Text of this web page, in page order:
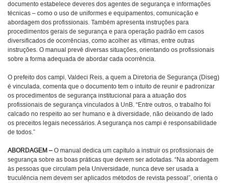
documento estabelece deveres dos agentes de segurança e informações
técnicas – como o uso de uniformes e equipamentos, comunicação e
abordagem dos profissionais. Também apresenta instruções para
procedimentos gerais de segurança e para operação padrão em casos
diversificados de ocorrências, como acolher as vítimas, entre outras
instruções. O manual prevê diversas situações, orientando os profissionais
sobre a forma adequada de abordar cada ocorrência.
O prefeito dos campi, Valdeci Reis, a quem a Diretoria de Segurança (Diseg)
é vinculada, comenta que o documento tem o intuito de reunir e padronizar
os procedimentos de segurança institucional para a atuação dos
profissionais de segurança vinculados à UnB. “Entre outros, o trabalho foi
calcado no respeito ao ser humano e à diversidade, não deixando de lado
os preceitos legais necessários. A segurança nos campi é responsabilidade
de todos.”
ABORDAGEM –O manual dedica um capítulo a instruir os profissionais de
segurança sobre as boas práticas que devem ser adotadas. “Na abordagem
às pessoas que circulam pela Universidade, nunca deve ser usada a
truculência nem devem ser aplicados métodos de revista pessoal”, orienta o